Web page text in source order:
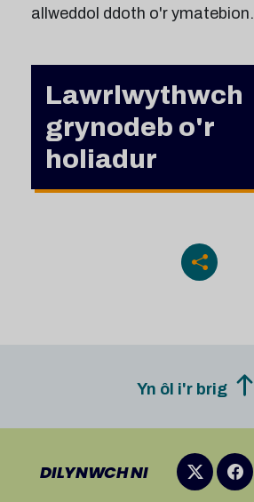
allweddol ddoth o'r ymatebion.
Lawrlwythwch
grynodeb o'r
holiadur
Yn ôl i'r brig
DILYNWCH NI